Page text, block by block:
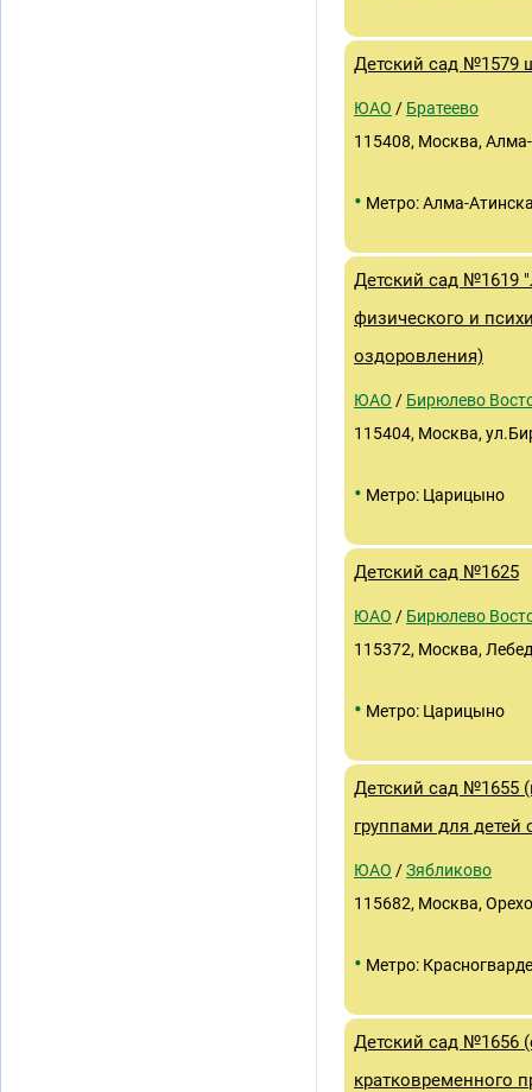
Детский сад №1579
ЮАО / Братеево
115408, Москва,
• Метро: Алма-
Детский сад №1619
физического и
оздоровления)
ЮАО / Бирюлево
115404, Москва,
• Метро: Царицыно
Детский сад №1625
ЮАО / Бирюлево
115372, Москва,
• Метро: Царицыно
Детский сад №1655
группами для
ЮАО /Зябликово
115682, Москва,
• Метро:
Детский сад №1656
кратковременного